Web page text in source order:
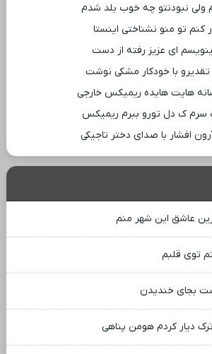
نبودنتو چه خوب بلد شدم
تو منو نشناختی اینستا
ای عزیز رفته از دست
با خودکار مشکی نوشت
هایت هایده ریمیکس خارجی
ک دل تورو ببرم ریمیکس
افشار با صدای دختر تاجیکی
عاشق این شهر منم
توی قلبم
بجای خندیدن
دیار کردم هومن پناهی